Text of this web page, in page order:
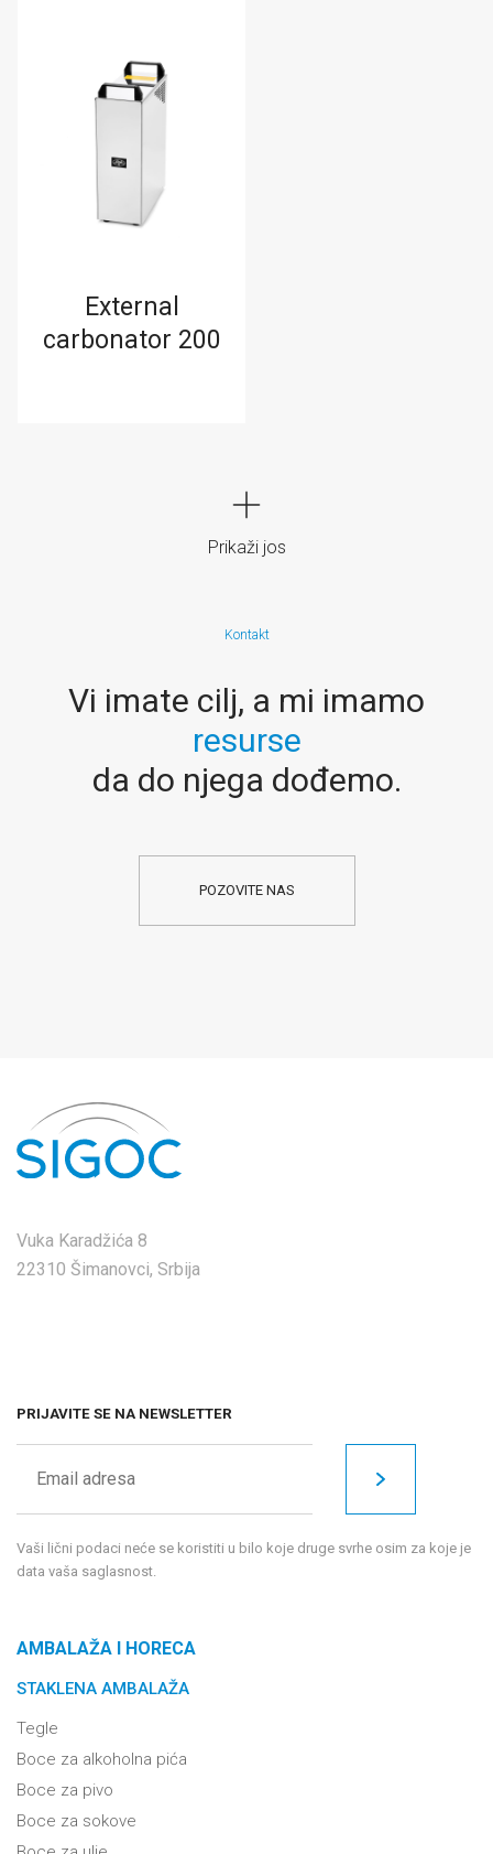
External
carbonator 200
Prikaži jos
Kontakt
Vi imate cilj, a mi imamo
resurse
da do njega dođemo.
POZOVITE NAS
Vuka Karadžića 8
22310 Šimanovci, Srbija
PRIJAVITE SE NA NEWSLETTER
Vaši lični podaci neće se koristiti u bilo koje druge svrhe osim za koje je
data vaša saglasnost.
AMBALAŽA I HORECA
STAKLENA AMBALAŽA
Tegle
Boce za alkoholna pića
Boce za pivo
Boce za sokove